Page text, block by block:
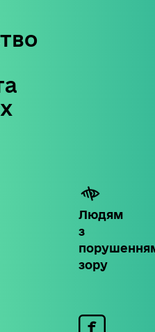
Людям
з
зору